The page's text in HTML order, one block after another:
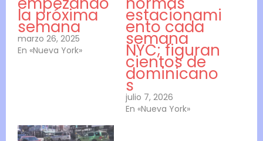
la próxima
semana
marzo 26, 2025
En «Nueva York»
estacionami
ento cada
semana
NYC; figuran
cientos de
dominicano
s
julio 7, 2026
En «Nueva York»